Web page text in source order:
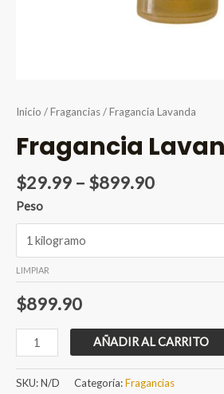
Inicio /Fragancias/ Fragancia Lavanda
Fragancia
$29.99 – $899.90Price
$29.99
$899.90
Peso
LIMPIAR
$899.90
Fragancia
Lavanda
cantidad
AÑADIR AL CARRITO
SKU:N/D Categoría:Fragancias